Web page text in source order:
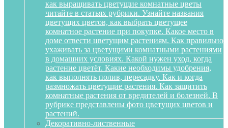
как выращивать цветущие комнатные цветы
читайте в статьях рубрики. Узнайте названия
цветущих цветов, как выбрать цветущее
комнатное растение при покупке. Какое место в
доме отвести цветущим растениям. Как правильно
ухаживать за цветущими комнатными растениями
в домашних условиях. Какой нужен уход, когда
растение цветёт. Какие необходимы удобрения,
как выполнять полив, пересадку. Как и когда
размножать цветущие растения. Как защитить
комнатные растения от вредителей и болезней. В
рубрике представлены фото цветущих цветов и
растений.
Декоративно-лиственные